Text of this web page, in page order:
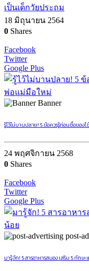
เป็นเด็กวัยประถม
18 มิถุนายน 2564
0 Shares
Facebook
Twitter
Google Plus
Banner
รู้ไว้ไม่บานปลาย! 5 ข้อควรรู้ก่อนซื้อขอ
24 พฤศจิกายน 2568
0 Shares
Facebook
Twitter
Google Plus
post-
มารู้จัก! 5 สารอาหารสมอง เสริม 5 ทัก